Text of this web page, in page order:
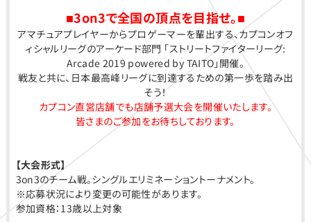
■3on3で全国の頂点を目指せ。■
アマチュアプレイヤーからプロゲーマーを輩出する、カプコンオフ
ィシャルリーグのアーケード部門 「ストリートファイターリーグ:
Arcade 2019 powered by TAITO」開催。
戦友と共に、日本最高峰リーグに到達するための第一歩を踏み出
そう！
カプコン直営店舗でも店舗予選大会を開催いたします。
皆さまのご参加をお待ちしております。
【大会形式】
3on3のチーム戦。シングルエリミネーショントーナメント。
※応募状況により変更の可能性があります。
参加資格：13歳以上対象